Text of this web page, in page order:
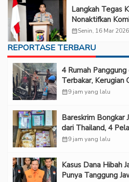
Langkah Tegas
Nonaktifkan
Diapresiasi
calendar_monthSenin, 16 Mar 2026
REPORTASE TERBARU
‎4 Rumah
Terbakar, Kerugian
calendar_month9 jam yang lalu
Bareskrim Bongkar
dari Thailand, 4
calendar_month9 jam yang lalu
Kasus Dana Hibah
Punya Tanggung